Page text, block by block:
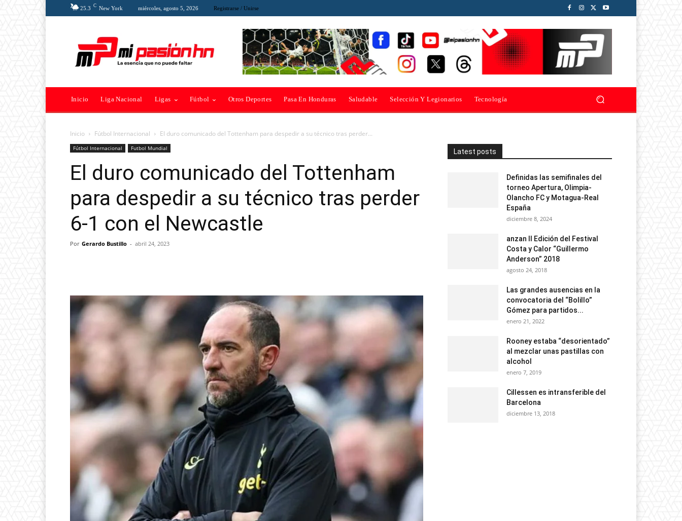
25.3 C New York miércoles, agosto 5, 2026 Registrarse / Unirse
Inicio Liga Nacional Ligas Fútbol Otros Deportes Pasa En Honduras Saludable Selección Y Legionarios Tecnología
Inicio Fútbol Internacional El duro comunicado del Tottenham para despedir a su técnico tras perder...
Fútbol Internacional Futbol Mundial
El duro comunicado del Tottenham
para despedir a su técnico tras perder
6-1 con el Newcastle
Por Gerardo Bustillo - abril 24, 2023
Latest posts
Definidas las semifinales del
torneo Apertura, Olimpia-
Olancho FC y Motagua-Real
España
diciembre 8, 2024
anzan II Edición del Festival
Costa y Calor “Guillermo
Anderson” 2018
agosto 24, 2018
Las grandes ausencias en la
convocatoria del “Bolillo”
Gómez para partidos...
enero 21, 2022
Rooney estaba “desorientado”
al mezclar unas pastillas con
alcohol
enero 7, 2019
Cillessen es intransferible del
Barcelona
diciembre 13, 2018